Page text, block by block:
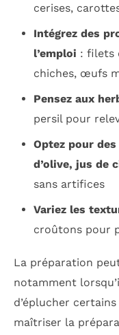
cerises,
Intégrez des
l’emploi : filets
chiches, œufs
Pensez aux
persil pour
Optez pour
d’olive, jus de
sans artifices
Variez les
croûtons pour
La préparation
notamment
d’éplucher
maîtriser la